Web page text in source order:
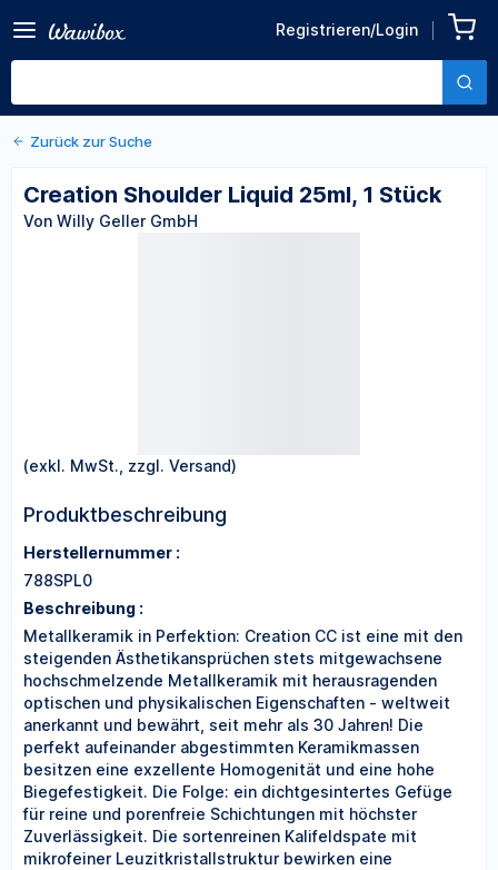
Registrieren/Login
25ml, 1 Stück
Von Willy Geller GmbH
Zurück zu den Produktdetails
Zurück zur Suche
Creation Shoulder Liquid 25ml, 1 Stück
Von Willy Geller GmbH
(exkl. MwSt., zzgl. Versand)
Produktbeschreibung
Herstellernummer :
788SPL0
Beschreibung :
Metallkeramik in Perfektion: Creation CC ist eine mit den
steigenden Ästhetikansprüchen stets mitgewachsene
hochschmelzende Metallkeramik mit herausragenden
optischen und physikalischen Eigenschaften - weltweit
anerkannt und bewährt, seit mehr als 30 Jahren! Die
perfekt aufeinander abgestimmten Keramikmassen
besitzen eine exzellente Homogenität und eine hohe
Biegefestigkeit. Die Folge: ein dichtgesintertes Gefüge
für reine und porenfreie Schichtungen mit höchster
Zuverlässigkeit. Die sortenreinen Kalifeldspate mit
mikrofeiner Leuzitkristallstruktur bewirken eine